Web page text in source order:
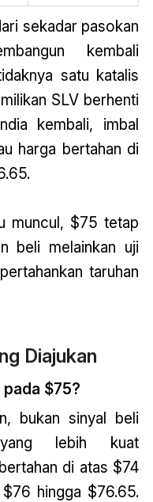
sekadar pasokan
kembali
satu katalis
SLV berhenti
kembali, imbal
harga bertahan di
muncul, $75 tetap
beli melainkan uji
taruhan
Diajukan
$75?
bukan sinyal beli
lebih kuat
di atas $74
hingga $76.65.